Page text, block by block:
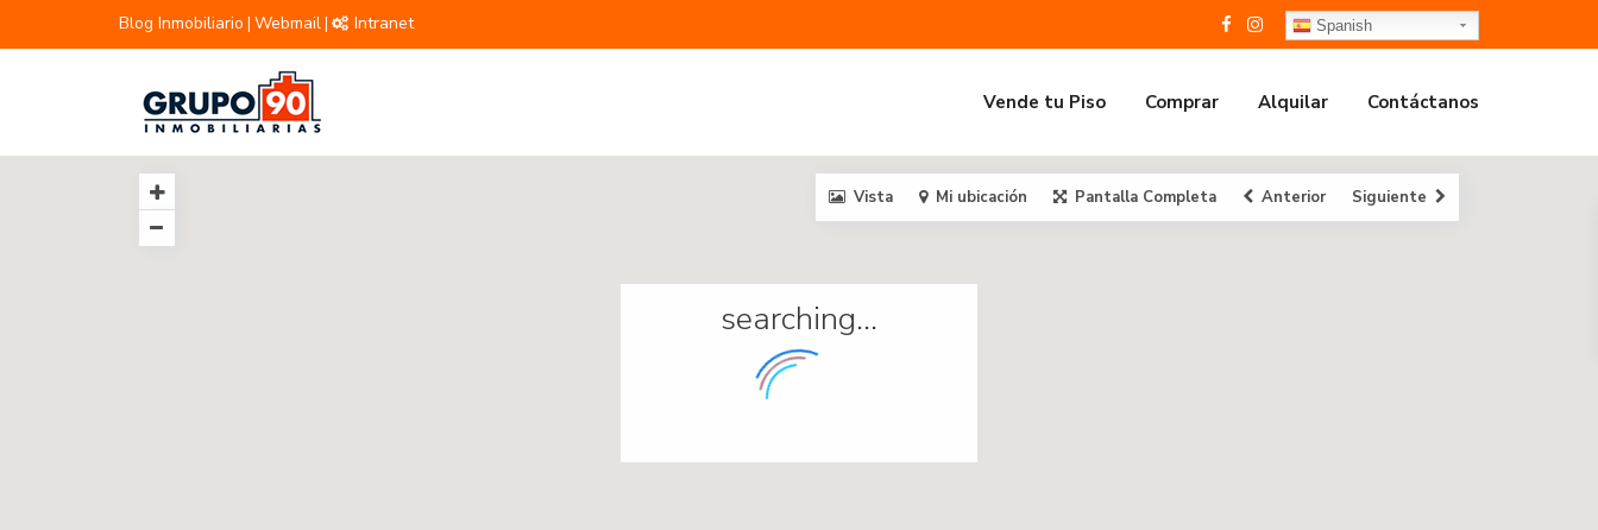
Blog Inmobiliario | Webmail| Intranet Spanish
Vende tu Piso Comprar Alquilar Contáctanos
searching...
Vista Mi ubicación Pantalla Completa Anterior Siguiente